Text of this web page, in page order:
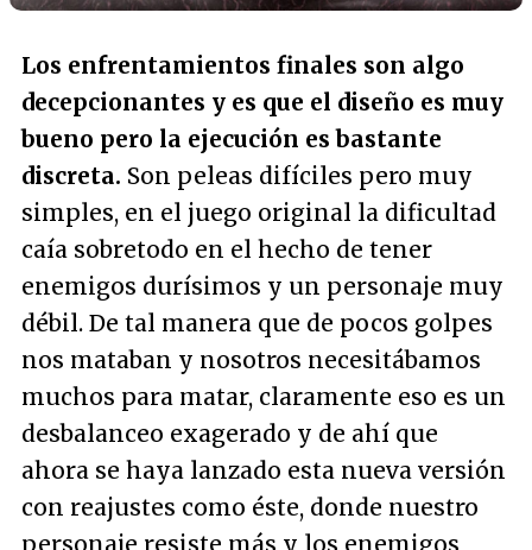
Los enfrentamientos finales son algo
decepcionantes y es que el diseño es muy
bueno pero la ejecución es bastante
discreta. Son peleas difíciles pero muy
simples, en el juego original la dificultad
caía sobretodo en el hecho de tener
enemigos durísimos y un personaje muy
débil. De tal manera que de pocos golpes
nos mataban y nosotros necesitábamos
muchos para matar, claramente eso es un
desbalanceo exagerado y de ahí que
ahora se haya lanzado esta nueva versión
con reajustes como éste, donde nuestro
personaje resiste más y los enemigos